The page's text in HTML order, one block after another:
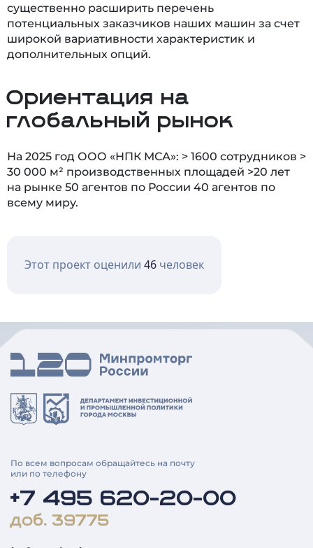
существенно расширить перечень
потенциальных заказчиков наших машин за счет
широкой вариативности характеристик и
дополнительных опций.
Ориентация на
глобальный рынок
На 2025 год ООО «НПК МСА»: > 1600 сотрудников >
30 000 м² производственных площадей >20 лет
на рынке 50 агентов по России 40 агентов по
всему миру.
Этот проект оценили 46 человек
По всем вопросам обращайтесь на почту
или по телефону
+7 495 620-20-00
доб. 39775